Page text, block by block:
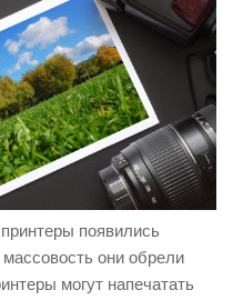
появились
они обрели
могут напечатать